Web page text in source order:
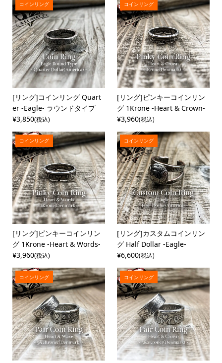
コインリング
[リング]コインリング Quart
er -Eagle- ラウンドタイプ
¥3,850(税込)
コインリング
[リング]ピンキーコインリン
グ 1Krone -Heart & Crown-
¥3,960(税込)
コインリング
[リング]ピンキーコインリン
グ 1Krone -Heart & Words-
¥3,960(税込)
コインリング
[リング]カスタムコインリン
グ Half Dollar -Eagle-
¥6,600(税込)
コインリング コインリング